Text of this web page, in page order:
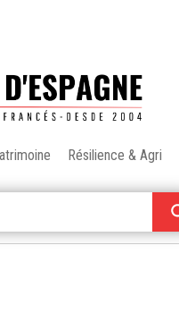
Résilience & Agri